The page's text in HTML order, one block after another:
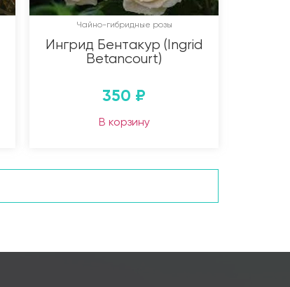
Чайно-гибридные розы
Ингрид Бентакур (Ingrid
Betancourt)
350 ₽
В корзину